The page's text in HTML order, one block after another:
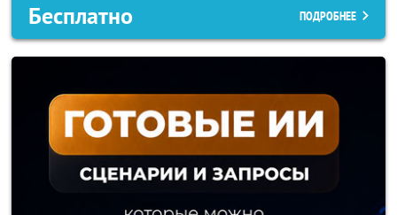
Бесплатно ПОДРОБНЕЕ